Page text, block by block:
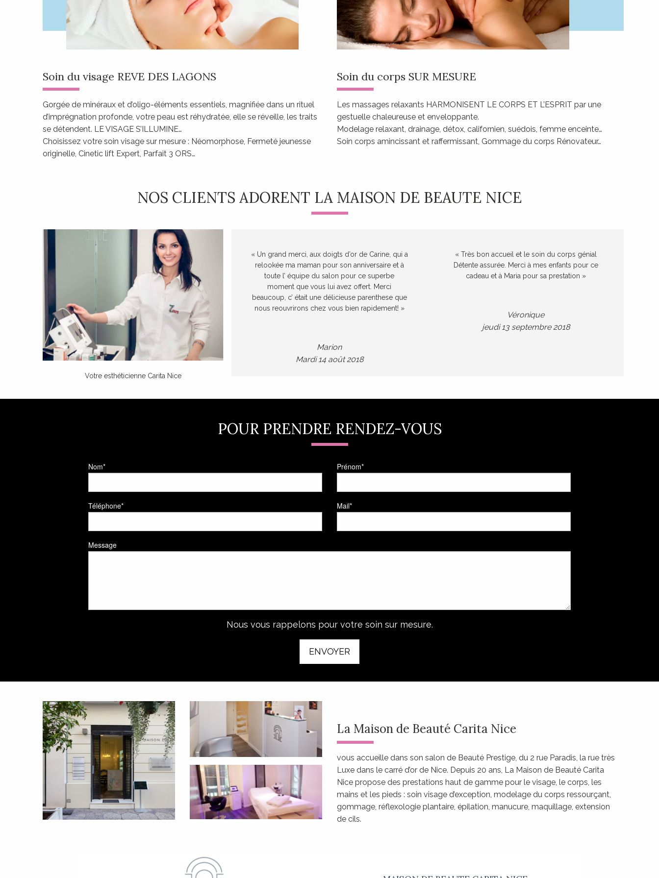
Soin du visage REVE DES LAGONS
Gorgée de minéraux et d’oligo-éléments essentiels, magnifiée dans un rituel
d’imprégnation profonde, votre peau est réhydratée, elle se réveille, les traits
se détendent. LE VISAGE S’ILLUMINE…
Choisissez votre soin visage sur mesure : Néomorphose, Fermeté jeunesse
originelle, Cinetic lift Expert, Parfait 3 ORS…
Soin du corps SUR MESURE
Les massages relaxants HARMONISENT LE CORPS ET L’ESPRIT par une
gestuelle chaleureuse et enveloppante.
Modelage relaxant, drainage, détox, californien, suédois, femme enceinte…
Soin corps amincissant et raffermissant, Gommage du corps Rénovateur…
NOS CLIENTS ADORENT LA MAISON DE BEAUTE NICE
Votre esthéticienne Carita Nice
« Un grand merci, aux doigts d’or de Carine, qui a
relookée ma maman pour son anniversaire et à
toute l’ équipe du salon pour ce superbe
moment que vous lui avez offert. Merci
beaucoup, c’ était une délicieuse parenthese que
nous reouvrirons chez vous bien rapidement! »
Marion
Mardi 14 août 2018
« Très bon accueil et le soin du corps génial
Détente assurée. Merci à mes enfants pour ce
cadeau et à Maria pour sa prestation »
Véronique
jeudi 13 septembre 2018
POUR PRENDRE RENDEZ-VOUS
Nom* Prénom*
Téléphone* Mail*
Message
Nous vous rappelons pour votre soin sur mesure.
La Maison de Beauté Carita Nice
vous accueille dans son salon de Beauté Prestige, du 2 rue Paradis, la rue très
Luxe dans le carré d’or de Nice. Depuis 20 ans, La Maison de Beauté Carita
Nice propose des prestations haut de gamme pour le visage, le corps, les
mains et les pieds : soin visage d’exception, modelage du corps ressourçant,
gommage, réflexologie plantaire, épilation, manucure, maquillage, extension
de cils.